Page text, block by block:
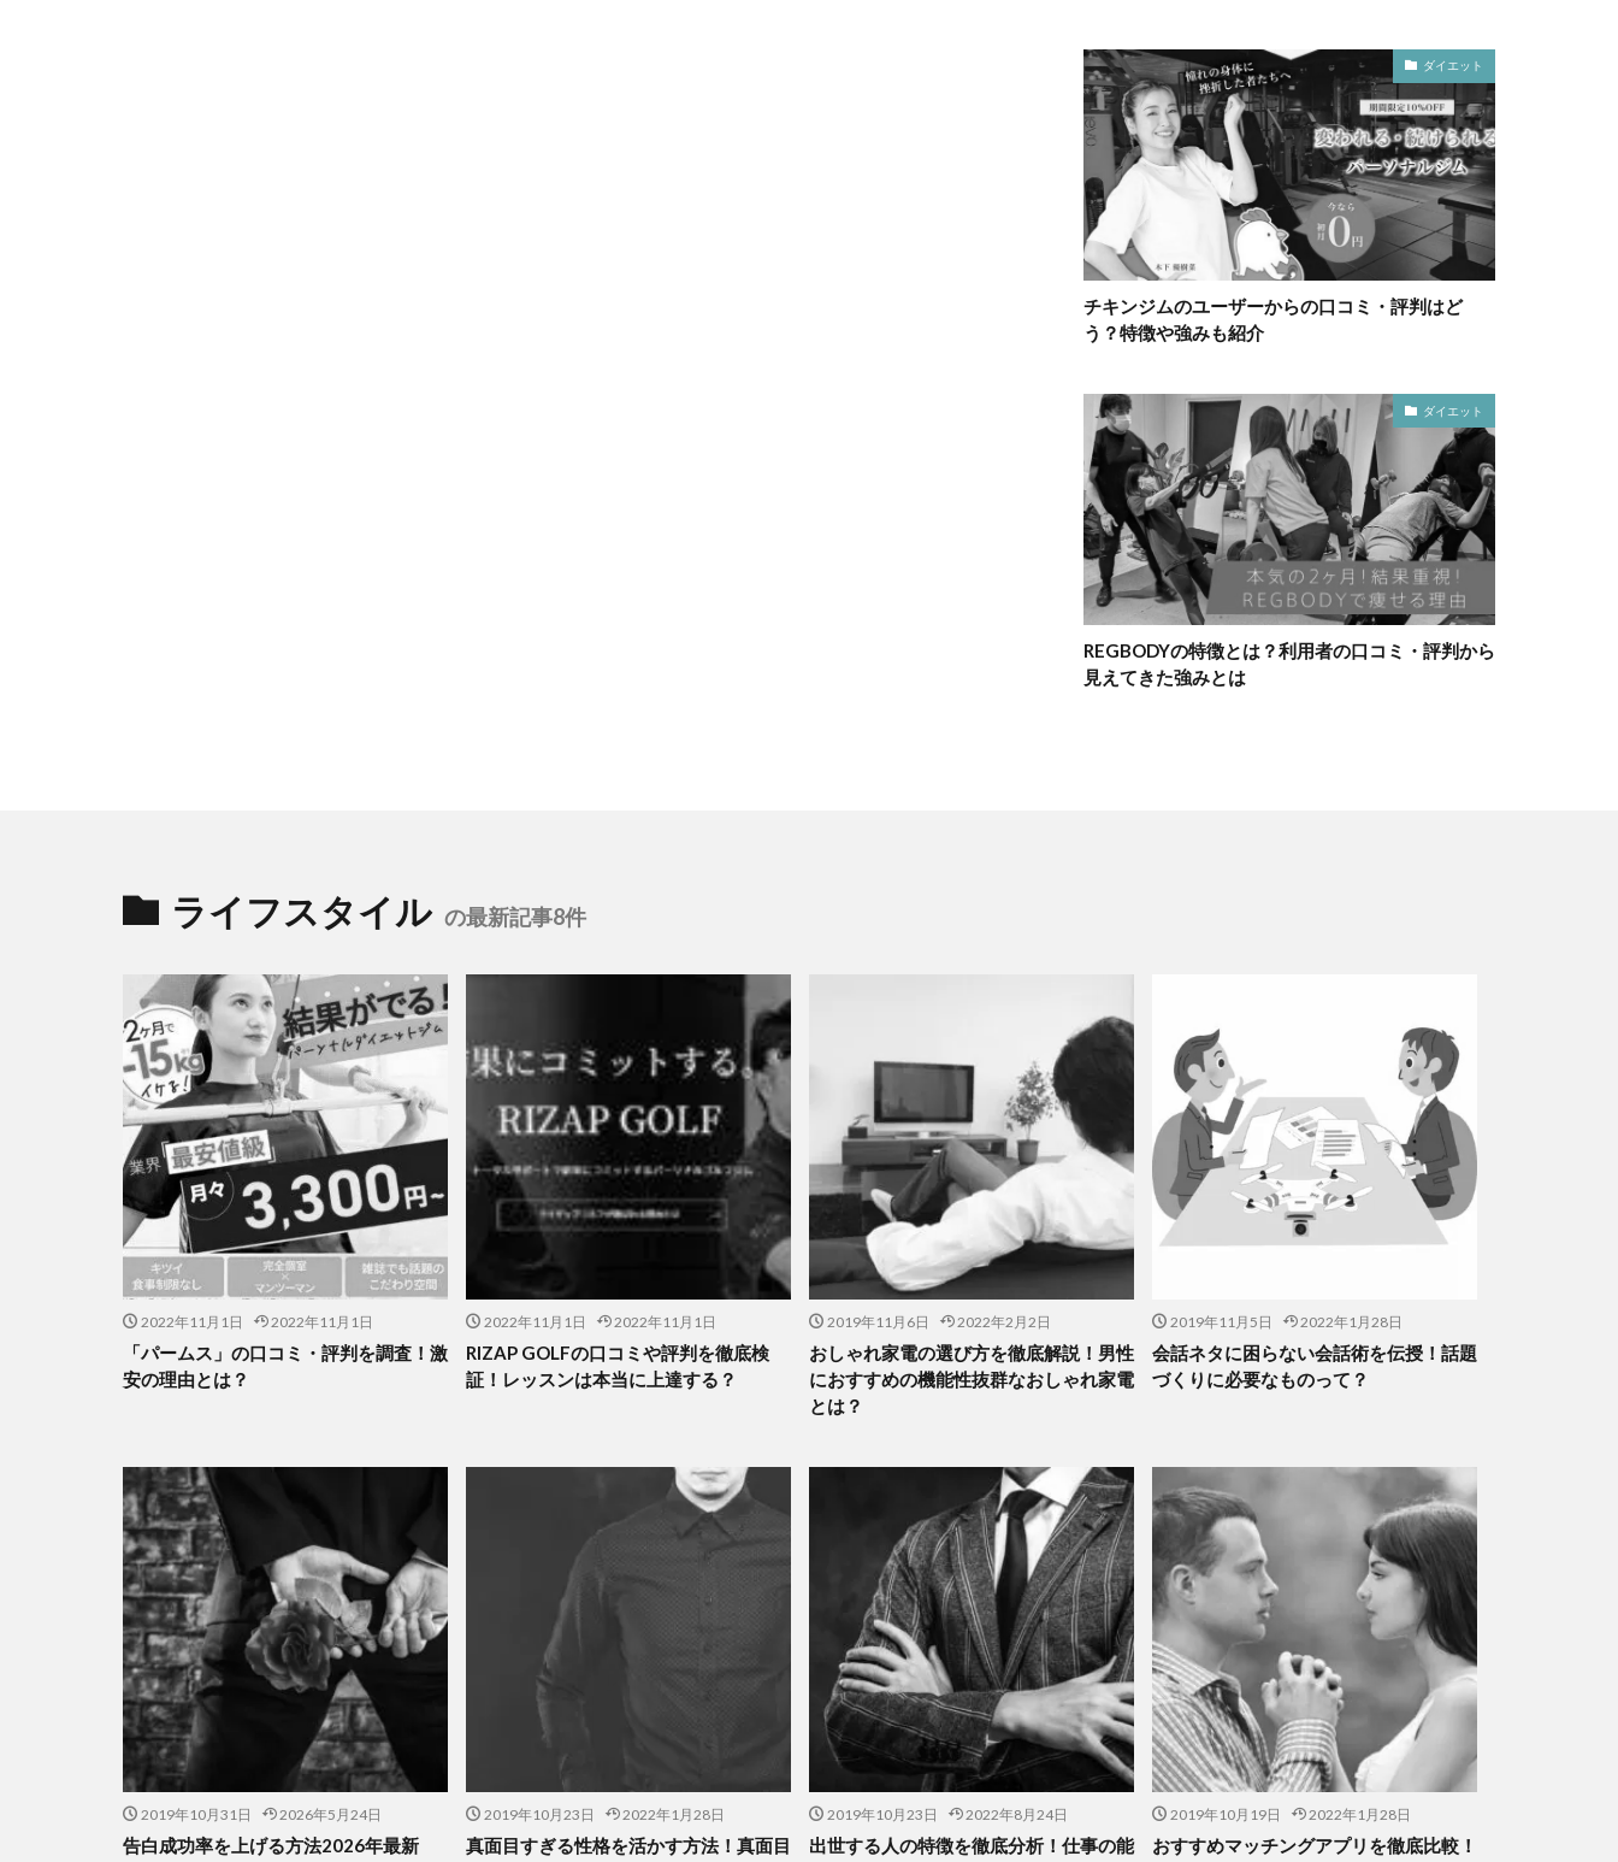
ダイエット
チキンジムのユーザーからの口コミ・評判はど
う？特徴や強みも紹介
ダイエット
REGBODYの特徴とは？利用者の口コミ・評判から
見えてきた強みとは
ライフスタイル の最新記事8件
2022年11月1日 2022年11月1日
「パームス」の口コミ・評判を調査！激
安の理由とは？
2022年11月1日 2022年11月1日
RIZAP GOLFの口コミや評判を徹底検
証！レッスンは本当に上達する？
2019年11月6日 2022年2月2日
おしゃれ家電の選び方を徹底解説！男性
におすすめの機能性抜群なおしゃれ家電
とは？
2019年11月5日 2022年1月28日
会話ネタに困らない会話術を伝授！話題
づくりに必要なものって？
2019年10月31日 2026年5月24日
告白成功率を上げる方法2026年最新
2019年10月23日 2022年1月28日
真面目すぎる性格を活かす方法！真面目
2019年10月23日 2022年8月24日
出世する人の特徴を徹底分析！仕事の能
2019年10月19日 2022年1月28日
おすすめマッチングアプリを徹底比較！